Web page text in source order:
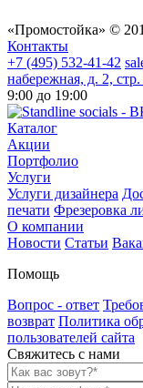
«Промостойка» ©
Контакты
+7 (495) 532-41-42
набережная, д. 2,
9:00 до 19:00
Каталог
Акции
Портфолио
Услуги
Услуги дизайнера
печати Фрезеровка
О компании
Новости Статьи
Помощь
Вопрос - ответ
возврат Политика
пользователей сайта
Свяжитесь с нами